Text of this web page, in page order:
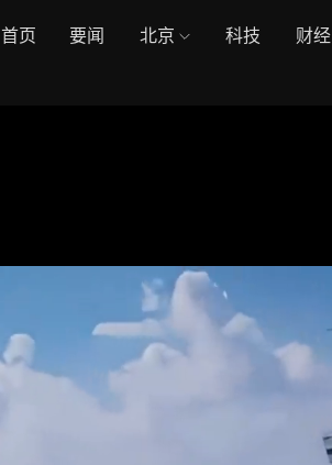
首页 要闻 北京 科技 财经